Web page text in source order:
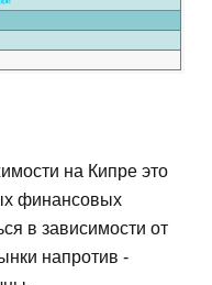
на Кипре это
финансовых
в зависимости от
напротив -